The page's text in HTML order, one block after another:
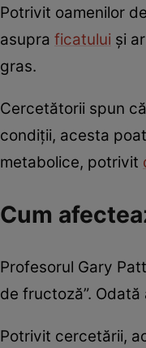
Potrivit oamenilor
asupra ficatului și
gras.
Cercetătorii spun
condiții, acesta
metabolice, potrivit
Cum
Profesorul Gary
de fructoză”. Odată
Potrivit cercetării,